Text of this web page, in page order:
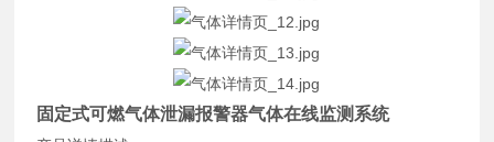
固定式可燃气体泄漏报警器气体在线监测系统